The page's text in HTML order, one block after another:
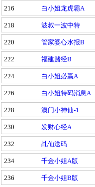
216 白小姐龙虎霸A
218 波叔一波中特
220 管家婆心水报B
222 福建赌经B
224 白小姐必赢A
226 白小姐特码消息A
228 澳门小神仙-1
230 发财心经A
232 乩仙送码
234 千金小姐A版
236 千金小姐B版